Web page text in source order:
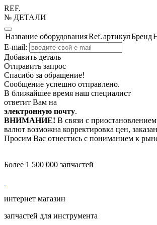
REF.
№ ДЕТАЛИ
Название оборудованияRef.артикулБренд
E-mail:
Добавить деталь
Отправить запрос
Спасибо за обращение!
Сообщение успешно отправлено.
В ближайшее время наш специалист
ответит Вам на
электронную почту.
ВНИМАНИЕ! В связи с
валют возможна корректировка цен,
Просим Вас отнестись с пониманием к
Более 1 500 000 запчастей
интернет магазин
запчастей для инструмента